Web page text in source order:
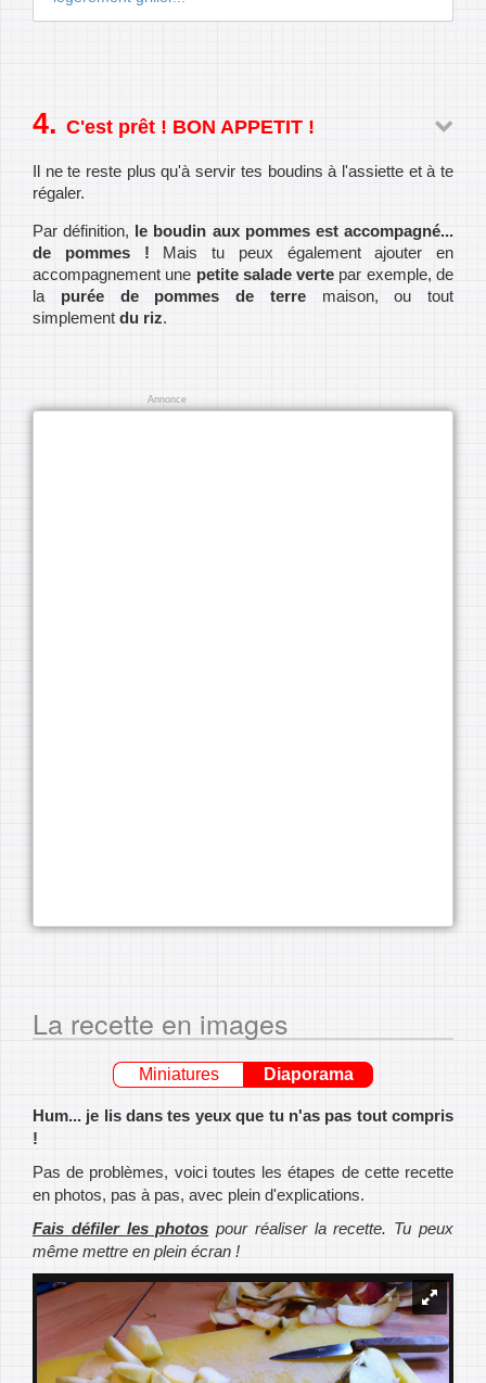
C'est prêt ! BON APPETIT !
Il ne te reste plus qu'à servir tes boudins à l'assiette et à te
régaler.
Par définition, le boudin aux pommes est accompagné...
de pommes ! Mais tu peux également ajouter en
accompagnement une petite salade verte par exemple, de
la purée de pommes de terremaison, ou tout
simplement du riz.
La recette en images
Miniatures Diaporama
Hum... je lis dans tes yeux que tu n'as pas tout compris
!
Pas de problèmes, voici toutes les étapes de cette recette
en photos, pas à pas, avec plein d'explications.
Fais défiler les photos pour réaliser la recette. Tu peux
même mettre en plein écran !